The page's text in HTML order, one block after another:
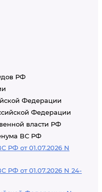
РФ
Федерации
Федерации
власти РФ
ВС РФ
РФ от 01.07.2026 N
РФ от 01.07.2026 N 24-